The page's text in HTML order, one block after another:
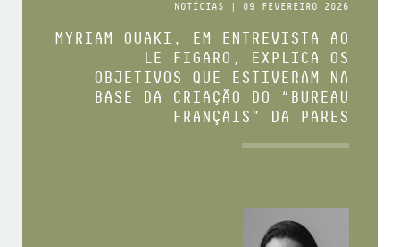
NOTÍCIAS | 09 FEVEREIRO 2026
MYRIAM OUAKI, EM ENTREVISTA AO
LE FIGARO, EXPLICA OS
OBJETIVOS QUE ESTIVERAM NA
BASE DA CRIAÇÃO DO “BUREAU
FRANÇAIS” DA PARES